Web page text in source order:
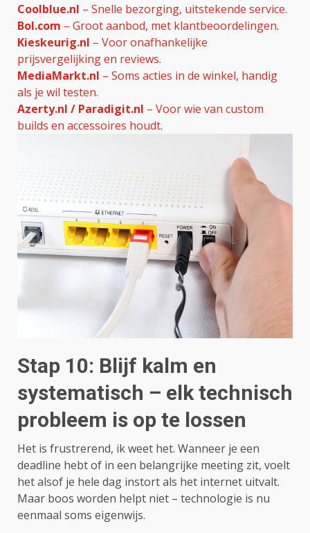
Coolblue.nl – Snelle bezorging, uitstekende service.
Bol.com – Groot aanbod, met klantbeoordelingen.
Kieskeurig.nl – Voor onafhankelijke
prijsvergelijking en reviews.
MediaMarkt.nl – Soms acties in de winkel, handig
als je wil testen.
Azerty.nl / Paradigit.nl – Voor wie van custom
builds en accessoires houdt.
Stap 10: Blijf kalm en
systematisch – elk technisch
probleem is op te lossen
Het is frustrerend, ik weet het. Wanneer je een
deadline hebt of in een belangrijke meeting zit, voelt
het alsof je hele dag instort als het internet uitvalt.
Maar boos worden helpt niet – technologie is nu
eenmaal soms eigenwijs.